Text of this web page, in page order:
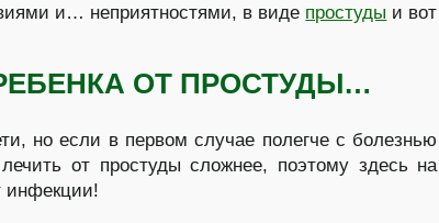
и… неприятностями, в виде простуды и вот
ОТ ПРОСТУДЫ…
но если в первом случае полегче с болезнью
от простуды сложнее, поэтому здесь на
инфекции!